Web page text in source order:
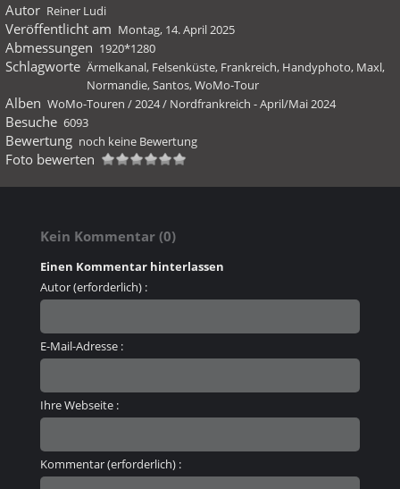
Autor Reiner Ludi
Veröffentlicht am Montag, 14. April 2025
Abmessungen 1920*1280
Schlagworte Ärmelkanal, Felsenküste, Frankreich, Handyphoto, Maxl,
Normandie,Santos,WoMo-Tour
Alben WoMo-Touren /2024/ Nordfrankreich - April/Mai 2024
Besuche 6093
Bewertung noch keine Bewertung
Foto bewerten
Kein Kommentar (0)
Einen Kommentar hinterlassen
Autor (erforderlich) :
E-Mail-Adresse :
Ihre Webseite :
Kommentar (erforderlich) :